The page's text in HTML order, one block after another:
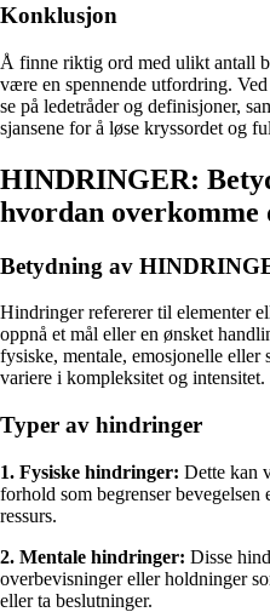
Konklusjon
Å finne riktig ord med ulikt antall
være en spennende utfordring.
se på ledetråder og definisjoner,
sjansene for å løse kryssordet og
HINDRINGER:
hvordan overkomme
Betydning av
Hindringer refererer til elementer
oppnå et mål eller en ønsket
fysiske, mentale, emosjonelle eller
variere i kompleksitet og intensitet.
Typer av hindringer
1. Fysiske hindringer: Dette kan
forhold som begrenser
ressurs.
2. Mentale hindringer: Disse
overbevisninger eller holdninger
eller ta beslutninger.